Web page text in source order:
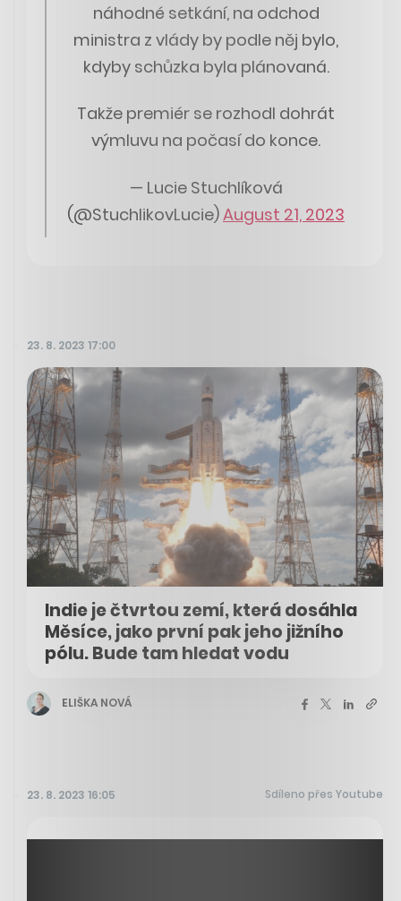
náhodné setkání, na odchod
ministra z vlády by podle něj bylo,
kdyby schůzka byla plánovaná.
Takže premiér se rozhodl dohrát
výmluvu na počasí do konce.
— Lucie Stuchlíková
(@StuchlikovLucie)August 21, 2023
23. 8. 2023 17:00
Indie je čtvrtou zemí, která dosáhla
Měsíce, jako první pak jeho jižního
pólu. Bude tam hledat vodu
ELIŠKA NOVÁ
23. 8. 2023 16:05 Sdíleno přes Youtube